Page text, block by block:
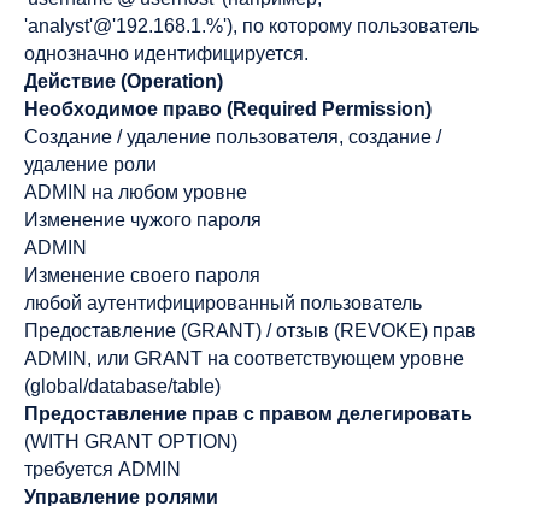
'analyst'@'192.168.1.%'), по которому пользователь
однозначно идентифицируется.
Действие (Operation)
Необходимое право (Required Permission)
Создание / удаление пользователя, создание /
удаление роли
ADMIN на любом уровне
Изменение чужого пароля
ADMIN
Изменение своего пароля
любой аутентифицированный пользователь
Предоставление (GRANT) / отзыв (REVOKE) прав
ADMIN, или GRANT на соответствующем уровне
(global/database/table)
Предоставление прав с правом делегировать
(WITH GRANT OPTION)
требуется ADMIN
Управление ролями